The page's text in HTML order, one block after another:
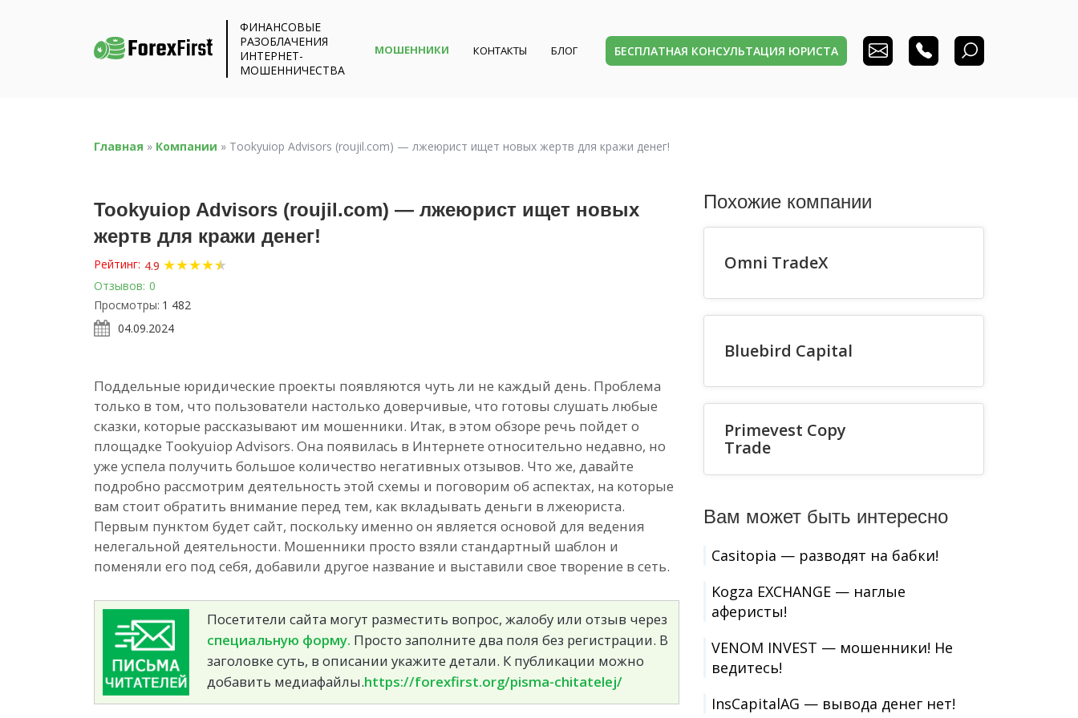
ФИНАНСОВЫЕ
РАЗОБЛАЧЕНИЯ
ИНТЕРНЕТ-
МОШЕННИЧЕСТВА
МОШЕННИКИ КОНТАКТЫ БЛОГ БЕСПЛАТНАЯ КОНСУЛЬТАЦИЯ ЮРИСТА
Главная » Компании » Tookyuiop Advisors (roujil.com) — лжеюрист ищет новых жертв для кражи денег!
Tookyuiop Advisors (roujil.com) — лжеюрист ищет новых
жертв для кражи денег!
Рейтинг: 4.9 ★★★★★
★
Отзывов: 0
Просмотры: 1 482
04.09.2024
Поддельные юридические проекты появляются чуть ли не каждый день. Проблема
только в том, что пользователи настолько доверчивые, что готовы слушать любые
сказки, которые рассказывают им мошенники. Итак, в этом обзоре речь пойдет о
площадке Tookyuiop Advisors. Она появилась в Интернете относительно недавно, но
уже успела получить большое количество негативных отзывов. Что же, давайте
подробно рассмотрим деятельность этой схемы и поговорим об аспектах, на которые
вам стоит обратить внимание перед тем, как вкладывать деньги в лжеюриста.
Первым пунктом будет сайт, поскольку именно он является основой для ведения
нелегальной деятельности. Мошенники просто взяли стандартный шаблон и
поменяли его под себя, добавили другое название и выставили свое творение в сеть.
Посетители сайта могут разместить вопрос, жалобу или отзыв через
специальную форму. Просто заполните два поля без регистрации. В
заголовке суть, в описании укажите детали. К публикации можно
добавить медиафайлы.https://forexfirst.org/pisma-chitatelej/
Похожие компании
Omni TradeX
Bluebird Capital
Primevest Copy
Trade
Вам может быть интересно
Casitopia — разводят на бабки!
Kogza EXCHANGE — наглые
аферисты!
VENOM INVEST — мошенники! Не
ведитесь!
InsCapitalAG — вывода денег нет!